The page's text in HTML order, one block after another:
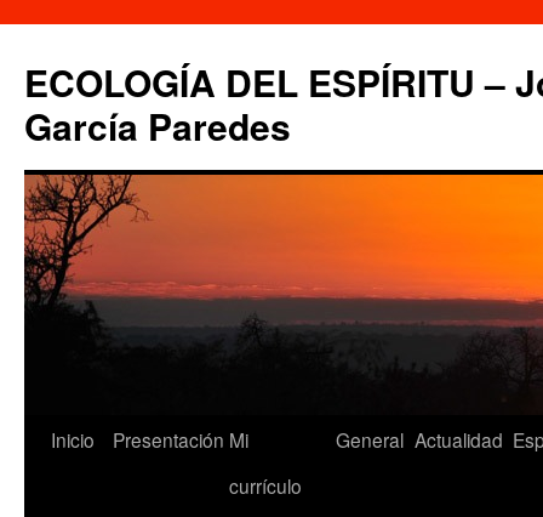
contenido
ECOLOGÍA DEL ESPÍRITU –
García Paredes
Inicio Presentación Mi
currículo
General Actualidad